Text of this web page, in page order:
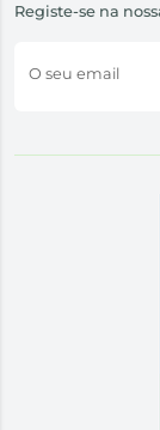
Registe-se na
O seu email